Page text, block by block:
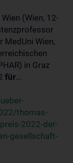
(Wien, 12-
MedUni Wien,
in Graz
für...
thomas-
2022-der-
gesellschaft-